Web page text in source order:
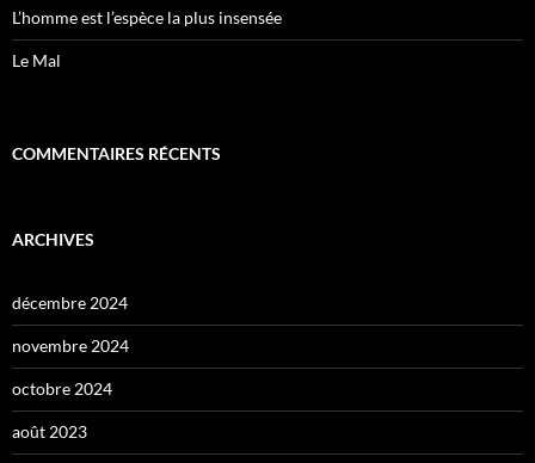
L’homme est l’espèce la plus insensée
Le Mal
COMMENTAIRES RÉCENTS
ARCHIVES
décembre 2024
novembre 2024
octobre 2024
août 2023